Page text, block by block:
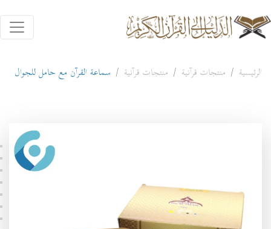
الرئيسية منتجات قرآنية منتجات قرآنية سماعة القرآن مع حامل للجوال